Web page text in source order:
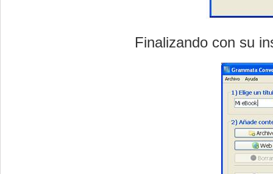
Finalizando con su